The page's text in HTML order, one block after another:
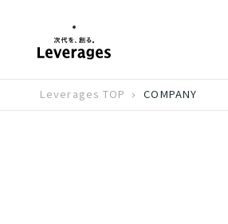
Leverages TOP COMPANY